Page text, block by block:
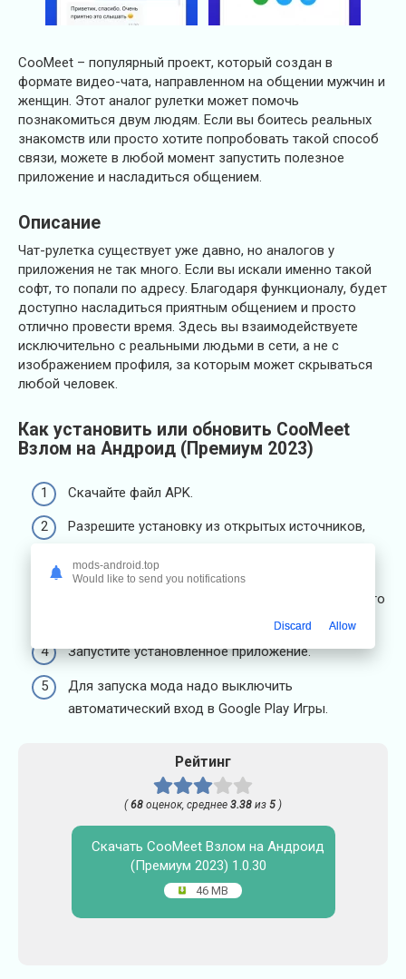
CooMeet – популярный проект, который создан в
формате видео-чата, направленном на общении мужчин и
женщин. Этот аналог рулетки может помочь
познакомиться двум людям. Если вы боитесь реальных
знакомств или просто хотите попробовать такой способ
связи, можете в любой момент запустить полезное
приложение и насладиться общением.
Описание
Чат-рулетка существует уже давно, но аналогов у
приложения не так много. Если вы искали именно такой
софт, то попали по адресу. Благодаря функционалу, будет
доступно насладиться приятным общением и просто
отлично провести время. Здесь вы взаимодействуете
исключительно с реальными людьми в сети, а не с
изображением профиля, за которым может скрываться
любой человек.
Как установить или обновить CooMeet
Взлом на Андроид (Премиум 2023)
Скачайте файл APK.
Разрешите установку из открытых источников,
отправьтесь в настройки телефона.
Установите файл — например, при помощи одного
файловых менеджеров
Запустите установленное приложение.
Для запуска мода надо выключить
автоматический вход в Google Play Игры.
Рейтинг
(68 оценок, среднее 3.38 из 5 )
Скачать CooMeet Взлом на Андроид
(Премиум 2023) 1.0.30
46 MB
mods-android.top
Would like to send you notifications
Discard Allow